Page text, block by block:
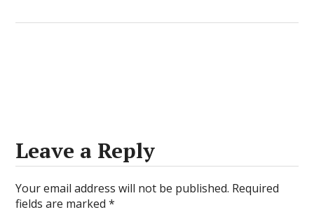
Leave a Reply
Your email address will not be published. Required
fields are marked*